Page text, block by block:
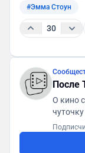
#Эмма Стоун
30
После
О кино
чуточку